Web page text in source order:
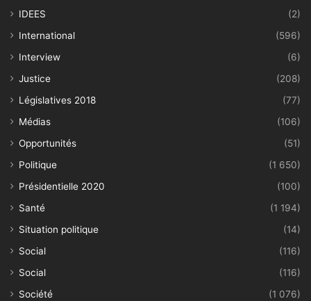
IDEES
(2)
International
(596)
Interview
(6)
Justice
(208)
Législatives 2018
(77)
Médias
(106)
Opportunités
(51)
Politique
(1 650)
Présidentielle 2020
(100)
Santé
(1 194)
Situation politique
(14)
Social
(116)
Social
(116)
Société
(1 076)